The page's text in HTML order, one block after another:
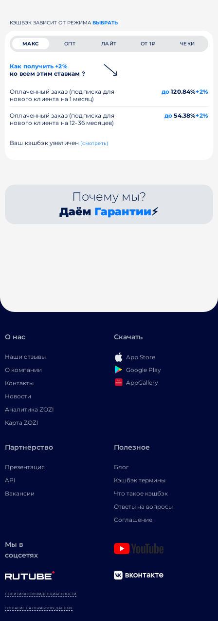
КЭШБЭК ЗАВИСИТ ОТ РЕЖИМА ВЫБРАТЬ
МАКС ОПТ ЛАЙТ ОТ 1₽ ЧЕКИ
Как получить +2%
ко всем этим ставкам ?
Оплаченный заказ (подписка для
нового клиента на 1 месяц)
до 120.84%+2%
Оплаченный заказ (подписка для
нового клиента на 12-36 месяцев)
до 54.38%+2%
Ваш кэшбэк увеличен (смотреть)
Почему мы?
Даём Гарантии⚡
О нас
Наши отзывы
О компании
Контакты
Новости
Аналитика ZOZI
Карта ZOZI
Скачать
App Store
Google Play
AppGallery
Партнёрство
Презентация
API
Вакансии
Полезное
Блог
Кэшбэк термины
Что такое кэшбэк
Ответы на вопросы
Соглашение
Мы в
соцсетях
ПОЛИТИКА КОНФИДЕНЦИАЛЬНОСТИ
СОГЛАСИЕ НА ОБРАБОТКУ ДАННЫХ